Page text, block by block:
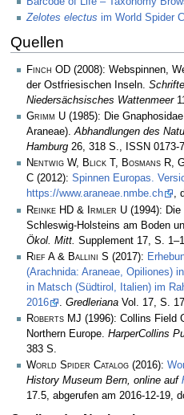
Zelotes electus im World Spider
Quellen
Finch OD (2008): Webspinnen,
der Ostfriesischen Inseln.
Niedersächsisches Wattenmeer
Grimm U (1985): Die
Araneae).Abhandlungen des
Hamburg 26, 318 S., ISSN 0173-
Nentwig W, Blick T, Bosmans R,
C (2012): Spinnen Europas.
https://www.araneae.nmbe.ch
,
Reinke HD & Irmler U (1994): Die
Schleswig-Holsteins am Boden
Ökol. Mitt. Supplement 17, S.
Rief A & Ballini S (2017):
(Arachnida: Araneae, Opiliones)
in Matsch (Südtirol, Italien) im
2016
. Gredleriana Vol. 17, S.
Roberts MJ (1996): Collins Field
Northern Europe. HarperCollins
383 S.
World Spider Catalog (2016):
History Museum Bern, online auf
17.5, abgerufen am 2016-12-19,